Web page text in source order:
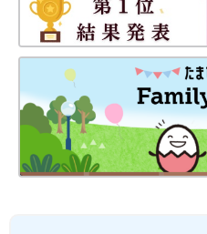
私は看護師ですが、ソトス症
ませんでした。同僚でも知って
にネットで調べてみたのですが
トス症候群ってなんだろう？」
――ソトス症候群とはどんな疾
河本 遺伝子の疾患です。日本